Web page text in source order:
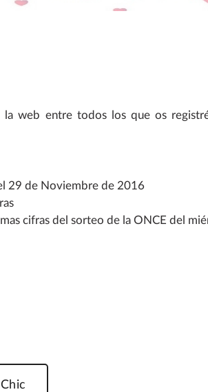
web entre todos los que os
29 de Noviembre de 2016
cifras del sorteo de la ONCE del